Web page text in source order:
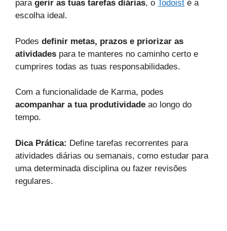
para gerir as tuas tarefas diárias, o Todoist é a
escolha ideal.
Podes definir metas, prazos e priorizar as
atividades para te manteres no caminho certo e
cumprires todas as tuas responsabilidades.
Com a funcionalidade de Karma, podes
acompanhar a tua produtividade ao longo do
tempo.
Dica Prática: Define tarefas recorrentes para
atividades diárias ou semanais, como estudar para
uma determinada disciplina ou fazer revisões
regulares.